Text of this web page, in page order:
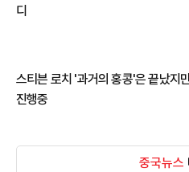
디
스티븐 로치 '과거의 홍콩'은 끝났지
진행중
중국뉴스